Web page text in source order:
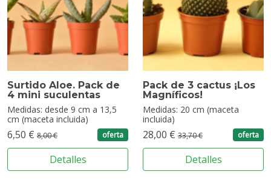
Surtido Aloe. Pack de
4 mini suculentas
Medidas: desde 9 cm a 13,5
cm (maceta incluida)
6,50 € 8,00 € oferta
Detalles
Pack de 3 cactus ¡Los
Magníficos!
Medidas: 20 cm (maceta
incluida)
28,00 € 33,70 € oferta
Detalles